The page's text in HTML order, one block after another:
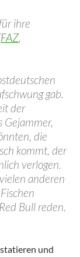
ihre
FAZ,
gab.
der
Gejammer,
die
kommt, der
verlogen.
anderen
Bull reden.
und